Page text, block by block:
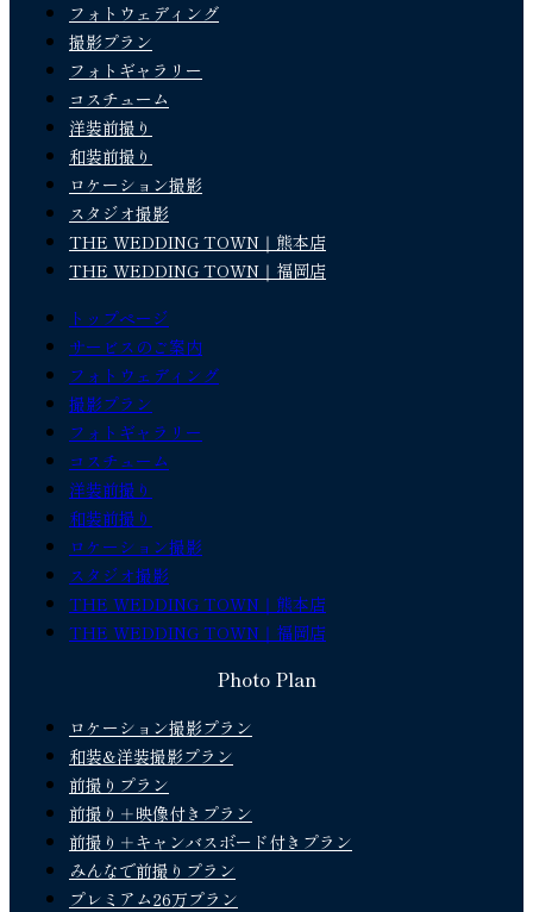
フォトウェディング
撮影プラン
フォトギャラリー
コスチューム
洋装前撮り
和装前撮り
ロケーション撮影
スタジオ撮影
THE WEDDING TOWN｜熊本店
THE WEDDING TOWN｜福岡店
トップページ
サービスのご案内
フォトウェディング
撮影プラン
フォトギャラリー
コスチューム
洋装前撮り
和装前撮り
ロケーション撮影
スタジオ撮影
THE WEDDING TOWN｜熊本店
THE WEDDING TOWN｜福岡店
Photo Plan
ロケーション撮影プラン
和装&洋装撮影プラン
前撮りプラン
前撮り＋映像付きプラン
前撮り＋キャンバスボード付きプラン
みんなで前撮りプラン
プレミアム26万プラン